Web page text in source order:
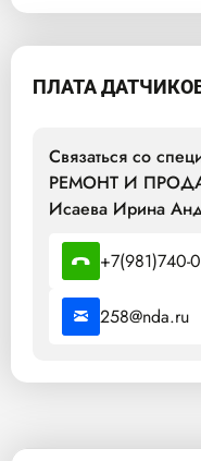
ПЛАТА
Связаться со
РЕМОНТ И
Исаева Ирина
+7(981)740-
258@nda.ru